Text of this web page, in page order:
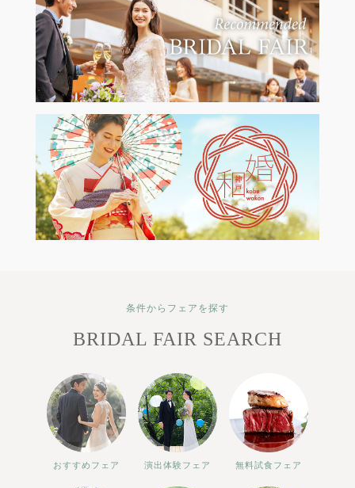
条件からフェアを探す
BRIDAL FAIR SEARCH
おすすめフェア 演出体験フェア 無料試食フェア